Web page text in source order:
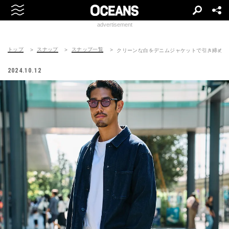
advertisement
トップ スナップ スナップ一覧 クリーンな白をデニムジャケットで引き締め
2024.10.12